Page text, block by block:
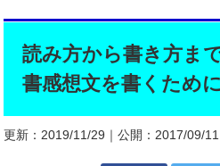
読み方から書き方ま
書感想文を書くため
更新：2019/11/29 ｜公開：2017/09/11